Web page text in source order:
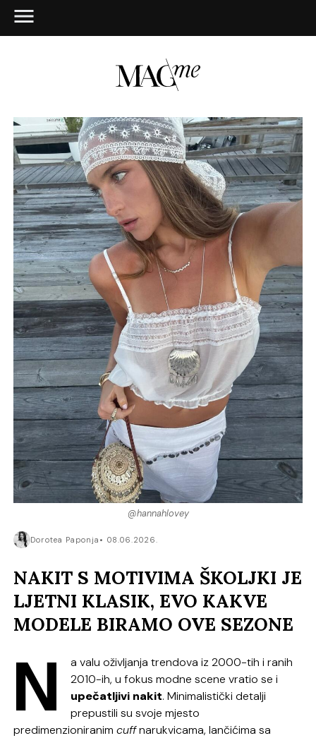
@hannahlovey
Dorotea Paponja 08.06.2026.
NAKIT S MOTIVIMA ŠKOLJKI JE
LJETNI KLASIK, EVO KAKVE
MODELE BIRAMO OVE SEZONE
N
a valu oživljanja trendova iz 2000-tih i ranih
2010-ih, u fokus modne scene vratio se i
upečatljivi nakit. Minimalistički detalji
prepustili su svoje mjesto
predimenzioniranimcuffnarukvicama, lančićima sa